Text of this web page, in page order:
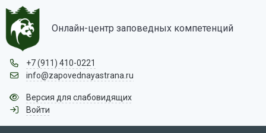
Онлайн-центр заповедных компетенций
+7 (911) 410-0221
info@zapovednayastrana.ru
Версия для слабовидящих
Войти